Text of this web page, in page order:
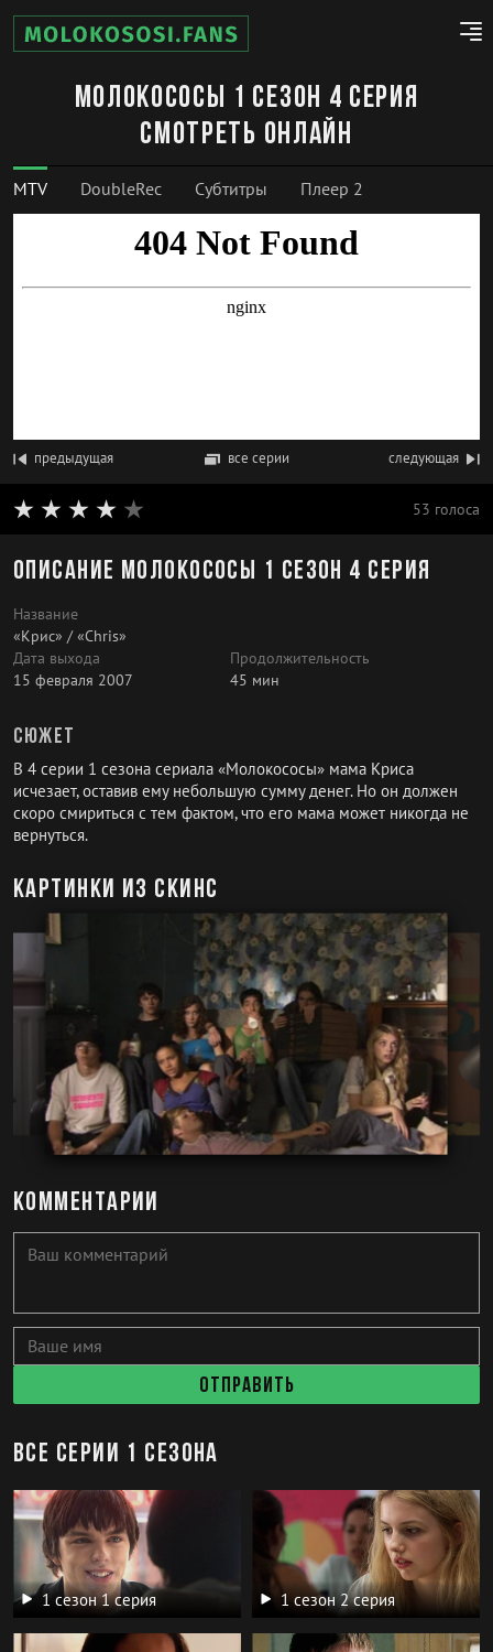
Молокососы 1 сезон 4 серия
смотреть онлайн
MTV DoubleRec Субтитры Плеер 2
предыдущая все серии следующая
53 голоса
Описание Молокососы 1 сезон 4 серия
Название
«Крис» / «Chris»
Дата выхода
15 февраля 2007
Продолжительность
45 мин
Сюжет
В 4 серии 1 сезона сериала «Молокососы» мама Криса
исчезает, оставив ему небольшую сумму денег. Но он должен
скоро смириться с тем фактом, что его мама может никогда не
вернуться.
Картинки из скинс
Комментарии
Отправить
Все серии 1 сезона
1 сезон 1 серия 1 сезон 2 серия